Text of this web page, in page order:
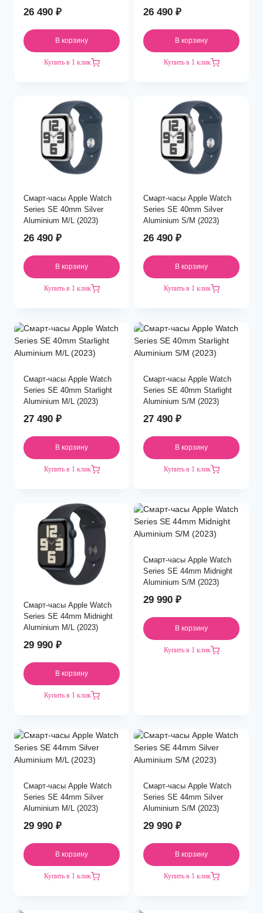
26 490 ₽
В корзину
Купить в 1 клик
26 490 ₽
В корзину
Купить в 1 клик
Смарт-часы Apple Watch
Series SE 40mm Silver
Aluminium M/L (2023)
26 490 ₽
В корзину
Купить в 1 клик
Смарт-часы Apple Watch
Series SE 40mm Silver
Aluminium S/M (2023)
26 490 ₽
В корзину
Купить в 1 клик
Смарт-часы Apple Watch
Series SE 40mm Starlight
Aluminium M/L (2023)
27 490 ₽
В корзину
Купить в 1 клик
Смарт-часы Apple Watch
Series SE 40mm Starlight
Aluminium S/M (2023)
27 490 ₽
В корзину
Купить в 1 клик
Смарт-часы Apple Watch
Series SE 44mm Midnight
Aluminium M/L (2023)
29 990 ₽
В корзину
Купить в 1 клик
Смарт-часы Apple Watch
Series SE 44mm Midnight
Aluminium S/M (2023)
29 990 ₽
В корзину
Купить в 1 клик
Смарт-часы Apple Watch
Series SE 44mm Silver
Aluminium M/L (2023)
29 990 ₽
В корзину
Купить в 1 клик
Смарт-часы Apple Watch
Series SE 44mm Silver
Aluminium S/M (2023)
29 990 ₽
В корзину
Купить в 1 клик